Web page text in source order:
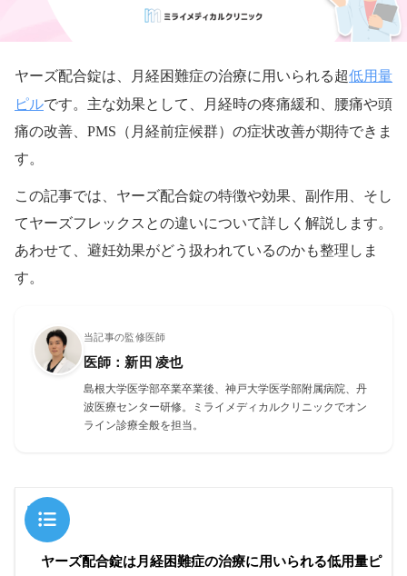
ヤーズ配合錠は、月経困難症の治療に用いられる超低用量
ピルです。主な効果として、月経時の疼痛緩和、腰痛や頭
痛の改善、PMS（月経前症候群）の症状改善が期待できま
す。
この記事では、ヤーズ配合錠の特徴や効果、副作用、そし
てヤーズフレックスとの違いについて詳しく解説します。
あわせて、避妊効果がどう扱われているのかも整理しま
す。
当記事の監修医師
医師：新田 凌也
島根大学医学部卒業卒業後、神戸大学医学部附属病院、丹
波医療センター研修。ミライメディカルクリニックでオン
ライン診療全般を担当。
目次
ヤーズ配合錠は月経困難症の治療に用いられる低用量ピ